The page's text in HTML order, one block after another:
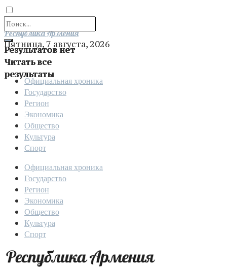
Результатов нет
Читать все
результаты
Отправить
Республика Армения
Пятница, 7 августа, 2026
Официальная хроника
Государство
Регион
Экономика
Общество
Культура
Спорт
Официальная хроника
Государство
Регион
Экономика
Общество
Культура
Спорт